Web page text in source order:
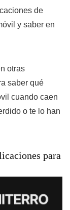
de
y saber en
otras
saber qué
cuando caen
o te lo han
para